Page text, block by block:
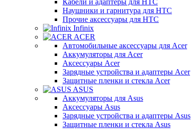
Кабели и адаптеры для HTC
Наушники и гарнитура для HTC
Прочие аксессуары для HTC
Infinix
ACER
Автомобильные аксессуары для Acer
Аккумуляторы для Acer
Аксессуары Acer
Зарядные устройства и адаптеры Acer
Защитные пленки и стекла Acer
ASUS
Аккумуляторы для Asus
Аксессуары Asus
Зарядные устройства и адаптеры Asus
Защитные пленки и стекла Asus